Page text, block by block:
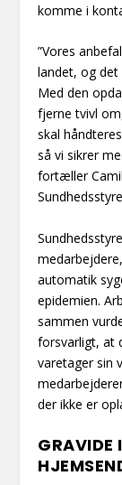
komme i
”Vores
landet, og det
Med den
fjerne tvivl
skal
så vi sikrer
fortæller
automatik
epidemien.
sammen
forsvarligt, at
varetager sin
der ikke er
GRAVIDE